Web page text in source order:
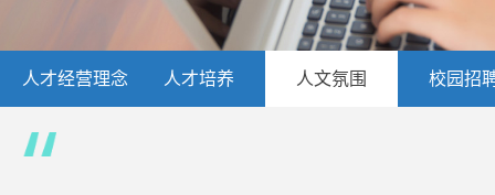
人才经营理念 人才培养 人文氛围 校园招